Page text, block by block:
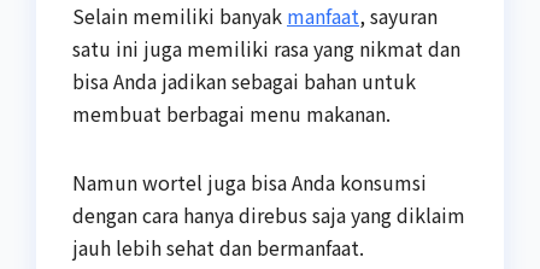
Selain memiliki banyak manfaat, sayuran
satu ini juga memiliki rasa yang nikmat dan
bisa Anda jadikan sebagai bahan untuk
membuat berbagai menu makanan.
Namun wortel juga bisa Anda konsumsi
dengan cara hanya direbus saja yang diklaim
jauh lebih sehat dan bermanfaat.